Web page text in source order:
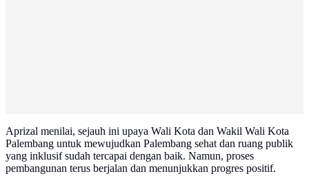
Aprizal menilai, sejauh ini upaya Wali Kota dan Wakil Wali Kota
Palembang untuk mewujudkan Palembang sehat dan ruang publik
yang inklusif sudah tercapai dengan baik. Namun, proses
pembangunan terus berjalan dan menunjukkan progres positif.